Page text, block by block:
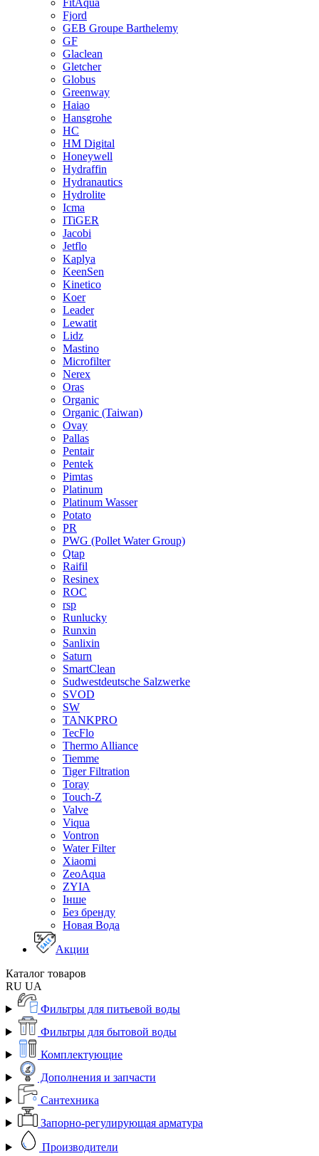
FitAqua
Fjord
GEB Groupe Barthelemy
GF
Glaclean
Gletcher
Globus
Greenway
Haiao
Hansgrohe
HC
HM Digital
Honeywell
Hydraffin
Hydranautics
Hydrolite
Icma
ITiGER
Jacobi
Jetflo
Kaplya
KeenSen
Kinetico
Koer
Leader
Lewatit
Lidz
Mastino
Microfilter
Nerex
Oras
Organic
Organic (Taiwan)
Ovay
Pallas
Pentair
Pentek
Pimtas
Platinum
Platinum Wasser
Potato
PR
PWG (Pollet Water Group)
Qtap
Raifil
Resinex
ROC
rsp
Runlucky
Runxin
Sanlixin
Saturn
SmartClean
Sudwestdeutsche Salzwerke
SVOD
SW
TANKPRO
TecFlo
Thermo Alliance
Tiemme
Tiger Filtration
Toray
Touch-Z
Valve
Viqua
Vontron
Water Filter
Xiaomi
ZeoAqua
ZYIA
Інше
Без бренду
Новая Вода
Акции
Каталог товаров
RU UA
Фильтры для питьевой воды
Фильтры для бытовой воды
Комплектующие
Дополнения и запчасти
Сантехника
Запорно-регулирующая арматура
Производители